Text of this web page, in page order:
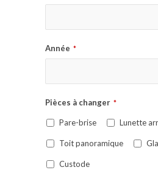
Année *
Pièces à changer *
Pare-brise Lunette
Toit panoramique
Custode